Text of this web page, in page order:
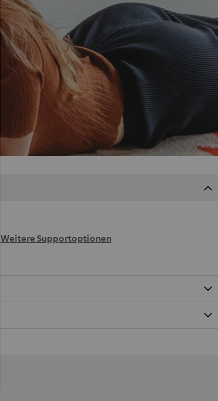
Weitere Supportoptionen